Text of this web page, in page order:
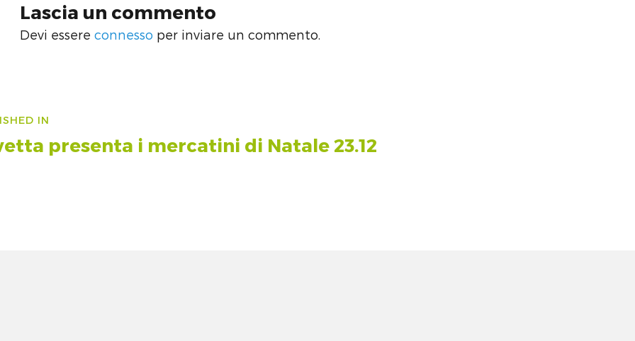
Lascia un commento
Devi essere connesso per inviare un commento.
IN
presenta i mercatini di Natale 23.12